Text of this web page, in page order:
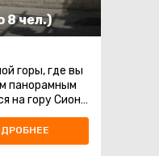
8 чел.)
горы, где вы
панорамным
на гору Сион,